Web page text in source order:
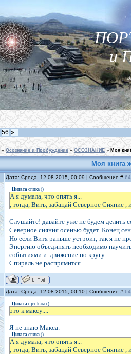
и
56 »
» Осознание и Пробуждение » ОСОЗНАНИЕ » Моя
Моя книга
Дата: Среда, 12.08.2015, 00:09 | Сообщение #
Цитата спика ()
А я думала, что опять я...
, тогда, Вить, забацай Северное Сияние
Слушайте! давайте уже не будем делить
Северное сияния осенью будет. Конец
Но если Витя раньше устроит, так я не
Энергию объединять необходимо
событиями и..движение по кругу.
Спираль не распрямится.
Дата: Среда, 12.08.2015, 00:10 | Сообщение #
Цитата djedkara ()
это к максу....
Я не знаю Макса.
Цитата спика ()
А я думала, что опять я...
, тогда, Вить, забацай Северное Сияние